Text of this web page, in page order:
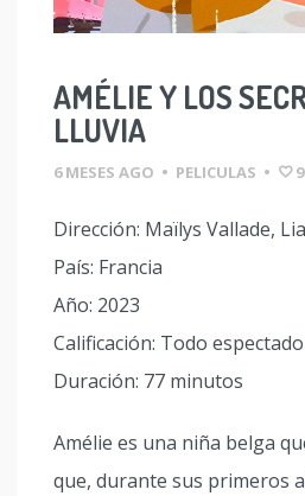
AMÉLIE Y LOS
LLUVIA
6 MESES AGO • PELICULAS • 9
Dirección: Maïlys Vallade,
País: Francia
Año: 2023
Calificación: Todo
Duración: 77 minutos
Amélie es una niña belga
que, durante sus primeros